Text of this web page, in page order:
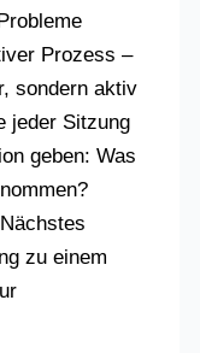
Prozess –
sondern aktiv
jeder Sitzung
geben: Was
zu einem